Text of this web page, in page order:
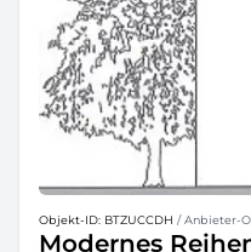
Objekt-ID: BTZUCCDH / Anbieter-
Modernes